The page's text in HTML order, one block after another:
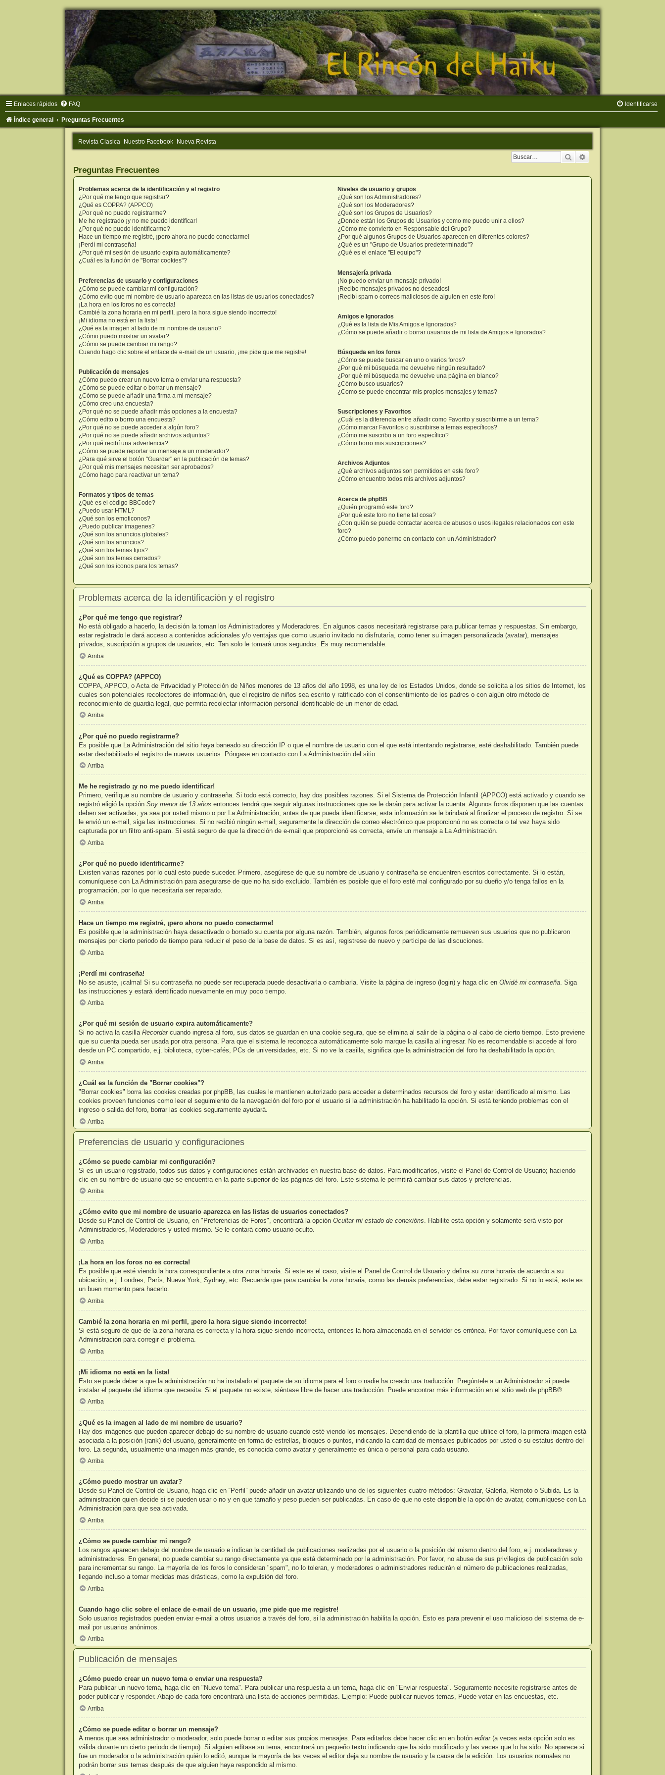
Enlaces rápidos FAQ Identificarse
Índice general Preguntas Frecuentes
Revista Clasica Nuestro Facebook Nueva Revista
Buscar
Preguntas Frecuentes
Problemas acerca de la identificación y el registro
¿Por qué me tengo que registrar?
¿Qué es COPPA? (APPCO)
¿Por qué no puedo registrarme?
Me he registrado ¡y no me puedo identificar!
¿Por qué no puedo identificarme?
Hace un tiempo me registré, ¡pero ahora no puedo conectarme!
¡Perdí mi contraseña!
¿Por qué mi sesión de usuario expira automáticamente?
¿Cuál es la función de "Borrar cookies"?
Preferencias de usuario y configuraciones
¿Cómo se puede cambiar mi configuración?
¿Cómo evito que mi nombre de usuario aparezca en las listas de usuarios conectados?
¡La hora en los foros no es correcta!
Cambié la zona horaria en mi perfil, ¡pero la hora sigue siendo incorrecto!
¡Mi idioma no está en la lista!
¿Qué es la imagen al lado de mi nombre de usuario?
¿Cómo puedo mostrar un avatar?
¿Cómo se puede cambiar mi rango?
Cuando hago clic sobre el enlace de e-mail de un usuario, ¡me pide que me registre!
Publicación de mensajes
¿Cómo puedo crear un nuevo tema o enviar una respuesta?
¿Cómo se puede editar o borrar un mensaje?
¿Cómo se puede añadir una firma a mi mensaje?
¿Cómo creo una encuesta?
¿Por qué no se puede añadir más opciones a la encuesta?
¿Cómo edito o borro una encuesta?
¿Por qué no se puede acceder a algún foro?
¿Por qué no se puede añadir archivos adjuntos?
¿Por qué recibí una advertencia?
¿Cómo se puede reportar un mensaje a un moderador?
¿Para qué sirve el botón "Guardar" en la publicación de temas?
¿Por qué mis mensajes necesitan ser aprobados?
¿Cómo hago para reactivar un tema?
Formatos y tipos de temas
¿Qué es el código BBCode?
¿Puedo usar HTML?
¿Qué son los emoticonos?
¿Puedo publicar imagenes?
¿Qué son los anuncios globales?
¿Qué son los anuncios?
¿Qué son los temas fijos?
¿Qué son los temas cerrados?
¿Qué son los iconos para los temas?
Niveles de usuario y grupos
¿Qué son los Administradores?
¿Qué son los Moderadores?
¿Qué son los Grupos de Usuarios?
¿Donde están los Grupos de Usuarios y como me puedo unir a ellos?
¿Cómo me convierto en Responsable del Grupo?
¿Por qué algunos Grupos de Usuarios aparecen en diferentes colores?
¿Qué es un "Grupo de Usuarios predeterminado"?
¿Qué es el enlace "El equipo"?
Mensajería privada
¡No puedo enviar un mensaje privado!
¡Recibo mensajes privados no deseados!
¡Recibí spam o correos maliciosos de alguien en este foro!
Amigos e Ignorados
¿Qué es la lista de Mis Amigos e Ignorados?
¿Cómo se puede añadir o borrar usuarios de mi lista de Amigos e Ignorados?
Búsqueda en los foros
¿Cómo se puede buscar en uno o varios foros?
¿Por qué mi búsqueda me devuelve ningún resultado?
¿Por qué mi búsqueda me devuelve una página en blanco?
¿Cómo busco usuarios?
¿Como se puede encontrar mis propios mensajes y temas?
Suscripciones y Favoritos
¿Cuál es la diferencia entre añadir como Favorito y suscribirme a un tema?
¿Cómo marcar Favoritos o suscribirse a temas específicos?
¿Cómo me suscribo a un foro específico?
¿Cómo borro mis suscripciones?
Archivos Adjuntos
¿Qué archivos adjuntos son permitidos en este foro?
¿Cómo encuentro todos mis archivos adjuntos?
Acerca de phpBB
¿Quién programó este foro?
¿Por qué este foro no tiene tal cosa?
¿Con quién se puede contactar acerca de abusos o usos ilegales relacionados con este
foro?
¿Cómo puedo ponerme en contacto con un Administrador?
Problemas acerca de la identificación y el registro
¿Por qué me tengo que registrar?
No está obligado a hacerlo, la decisión la toman los Administradores y Moderadores. En algunos casos necesitará registrarse para publicar temas y respuestas. Sin embargo,
estar registrado le dará acceso a contenidos adicionales y/o ventajas que como usuario invitado no disfrutaría, como tener su imagen personalizada (avatar), mensajes
privados, suscripción a grupos de usuarios, etc. Tan solo le tomará unos segundos. Es muy recomendable.
Arriba
¿Qué es COPPA? (APPCO)
COPPA, APPCO, o Acta de Privacidad y Protección de Niños menores de 13 años del año 1998, es una ley de los Estados Unidos, donde se solicita a los sitios de Internet, los
cuales son potenciales recolectores de información, que el registro de niños sea escrito y ratificado con el consentimiento de los padres o con algún otro método de
reconocimiento de guardia legal, que permita recolectar información personal identificable de un menor de edad.
Arriba
¿Por qué no puedo registrarme?
Es posible que La Administración del sitio haya baneado su dirección IP o que el nombre de usuario con el que está intentando registrarse, esté deshabilitado. También puede
estar deshabilitado el registro de nuevos usuarios. Póngase en contacto con La Administración del sitio.
Arriba
Me he registrado ¡y no me puedo identificar!
Primero, verifique su nombre de usuario y contraseña. Si todo está correcto, hay dos posibles razones. Si el Sistema de Protección Infantil (APPCO) está activado y cuando se
registró eligió la opción Soy menor de 13 años entonces tendrá que seguir algunas instrucciones que se le darán para activar la cuenta. Algunos foros disponen que las cuentas
deben ser activadas, ya sea por usted mismo o por La Administración, antes de que pueda identificarse; esta información se le brindará al finalizar el proceso de registro. Si se
le envió un e-mail, siga las instrucciones. Si no recibió ningún e-mail, seguramente la dirección de correo electrónico que proporcionó no es correcta o tal vez haya sido
capturada por un filtro anti-spam. Si está seguro de que la dirección de e-mail que proporcionó es correcta, envíe un mensaje a La Administración.
Arriba
¿Por qué no puedo identificarme?
Existen varias razones por lo cuál esto puede suceder. Primero, asegúrese de que su nombre de usuario y contraseña se encuentren escritos correctamente. Si lo están,
comuníquese con La Administración para asegurarse de que no ha sido excluido. También es posible que el foro esté mal configurado por su dueño y/o tenga fallos en la
programación, por lo que necesitaría ser reparado.
Arriba
Hace un tiempo me registré, ¡pero ahora no puedo conectarme!
Es posible que la administración haya desactivado o borrado su cuenta por alguna razón. También, algunos foros periódicamente remueven sus usuarios que no publicaron
mensajes por cierto periodo de tiempo para reducir el peso de la base de datos. Si es así, registrese de nuevo y participe de las discuciones.
Arriba
¡Perdí mi contraseña!
No se asuste, ¡calma! Si su contraseña no puede ser recuperada puede desactivarla o cambiarla. Visite la página de ingreso (login) y haga clic en Olvidé mi contraseña. Siga
las instrucciones y estará identificado nuevamente en muy poco tiempo.
Arriba
¿Por qué mi sesión de usuario expira automáticamente?
Si no activa la casilla Recordarcuando ingresa al foro, sus datos se guardan en una cookie segura, que se elimina al salir de la página o al cabo de cierto tiempo. Esto previene
que su cuenta pueda ser usada por otra persona. Para que el sistema le reconozca automáticamente solo marque la casilla al ingresar. No es recomendable si accede al foro
desde un PC compartido, e.j. biblioteca, cyber-cafés, PCs de universidades, etc. Si no ve la casilla, significa que la administración del foro ha deshabilitado la opción.
Arriba
¿Cuál es la función de "Borrar cookies"?
"Borrar cookies" borra las cookies creadas por phpBB, las cuales le mantienen autorizado para acceder a determinados recursos del foro y estar identificado al mismo. Las
cookies proveen funciones como leer el seguimiento de la navegación del foro por el usuario si la administración ha habilitado la opción. Si está teniendo problemas con el
ingreso o salida del foro, borrar las cookies seguramente ayudará.
Arriba
Preferencias de usuario y configuraciones
¿Cómo se puede cambiar mi configuración?
Si es un usuario registrado, todos sus datos y configuraciones están archivados en nuestra base de datos. Para modificarlos, visite el Panel de Control de Usuario; haciendo
clic en su nombre de usuario que se encuentra en la parte superior de las páginas del foro. Este sistema le permitirá cambiar sus datos y preferencias.
Arriba
¿Cómo evito que mi nombre de usuario aparezca en las listas de usuarios conectados?
Desde su Panel de Control de Usuario, en "Preferencias de Foros", encontrará la opción Ocultar mi estado de conexións. Habilite esta opción y solamente será visto por
Administradores, Moderadores y usted mismo. Se le contará como usuario oculto.
Arriba
¡La hora en los foros no es correcta!
Es posible que esté viendo la hora correspondiente a otra zona horaria. Si este es el caso, visite el Panel de Control de Usuario y defina su zona horaria de acuerdo a su
ubicación, e.j. Londres, París, Nueva York, Sydney, etc. Recuerde que para cambiar la zona horaria, como las demás preferencias, debe estar registrado. Si no lo está, este es
un buen momento para hacerlo.
Arriba
Cambié la zona horaria en mi perfil, ¡pero la hora sigue siendo incorrecto!
Si está seguro de que de la zona horaria es correcta y la hora sigue siendo incorrecta, entonces la hora almacenada en el servidor es errónea. Por favor comuníquese con La
Administración para corregir el problema.
Arriba
¡Mi idioma no está en la lista!
Esto se puede deber a que la administración no ha instalado el paquete de su idioma para el foro o nadie ha creado una traducción. Pregúntele a un Administrador si puede
instalar el paquete del idioma que necesita. Si el paquete no existe, siéntase libre de hacer una traducción. Puede encontrar más información en el sitio web de phpBB®
Arriba
¿Qué es la imagen al lado de mi nombre de usuario?
Hay dos imágenes que pueden aparecer debajo de su nombre de usuario cuando esté viendo los mensajes. Dependiendo de la plantilla que utilice el foro, la primera imagen está
asociada a la posición (rank) del usuario, generalmente en forma de estrellas, bloques o puntos, indicando la cantidad de mensajes publicados por usted o su estatus dentro del
foro. La segunda, usualmente una imagen más grande, es conocida como avatar y generalmente es única o personal para cada usuario.
Arriba
¿Cómo puedo mostrar un avatar?
Desde su Panel de Control de Usuario, haga clic en “Perfil” puede añadir un avatar utilizando uno de los siguientes cuatro métodos: Gravatar, Galería, Remoto o Subida. Es la
administración quien decide si se pueden usar o no y en que tamaño y peso pueden ser publicadas. En caso de que no este disponible la opción de avatar, comuníquese con La
Administración para que sea activada.
Arriba
¿Cómo se puede cambiar mi rango?
Los rangos aparecen debajo del nombre de usuario e indican la cantidad de publicaciones realizadas por el usuario o la posición del mismo dentro del foro, e.j. moderadores y
administradores. En general, no puede cambiar su rango directamente ya que está determinado por la administración. Por favor, no abuse de sus privilegios de publicación solo
para incrementar su rango. La mayoría de los foros lo consideran "spam", no lo toleran, y moderadores o administradores reducirán el número de publicaciones realizadas,
llegando incluso a tomar medidas mas drásticas, como la expulsión del foro.
Arriba
Cuando hago clic sobre el enlace de e-mail de un usuario, ¡me pide que me registre!
Solo usuarios registrados pueden enviar e-mail a otros usuarios a través del foro, si la administración habilita la opción. Esto es para prevenir el uso malicioso del sistema de e-
mail por usuarios anónimos.
Arriba
Publicación de mensajes
¿Cómo puedo crear un nuevo tema o enviar una respuesta?
Para publicar un nuevo tema, haga clic en "Nuevo tema". Para publicar una respuesta a un tema, haga clic en "Enviar respuesta". Seguramente necesite registrarse antes de
poder publicar y responder. Abajo de cada foro encontrará una lista de acciones permitidas. Ejemplo: Puede publicar nuevos temas, Puede votar en las encuestas, etc.
Arriba
¿Cómo se puede editar o borrar un mensaje?
A menos que sea administrador o moderador, solo puede borrar o editar sus propios mensajes. Para editarlos debe hacer clic en en botón editar(a veces esta opción solo es
válida durante un cierto periodo de tiempo). Si alguien editase su tema, encontrará un pequeño texto indicando que ha sido modificado y las veces que lo ha sido. No aparece si
fue un moderador o la administración quién lo editó, aunque la mayoría de las veces el editor deja su nombre de usuario y la causa de la edición. Los usuarios normales no
podrán borrar sus temas después de que alguien haya respondido al mismo.